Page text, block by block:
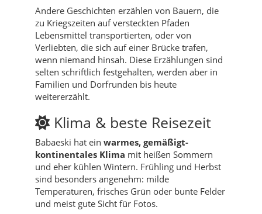
Andere Geschichten erzählen von Bauern, die
zu Kriegszeiten auf versteckten Pfaden
Lebensmittel transportierten, oder von
Verliebten, die sich auf einer Brücke trafen,
wenn niemand hinsah. Diese Erzählungen sind
selten schriftlich festgehalten, werden aber in
Familien und Dorfrunden bis heute
weitererzählt.
Klima & beste Reisezeit
Babaeski hat ein warmes, gemäßigt-
kontinentales Klima mit heißen Sommern
und eher kühlen Wintern. Frühling und Herbst
sind besonders angenehm: milde
Temperaturen, frisches Grün oder bunte Felder
und meist gute Sicht für Fotos.